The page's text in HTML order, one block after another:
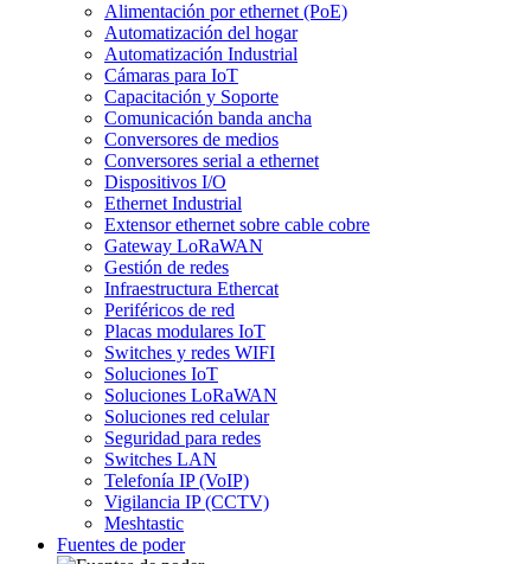
Alimentación por ethernet (PoE)
Automatización del hogar
Automatización Industrial
Cámaras para IoT
Capacitación y Soporte
Comunicación banda ancha
Conversores de medios
Conversores serial a ethernet
Dispositivos I/O
Ethernet Industrial
Extensor ethernet sobre cable cobre
Gateway LoRaWAN
Gestión de redes
Infraestructura Ethercat
Periféricos de red
Placas modulares IoT
Switches y redes WIFI
Soluciones IoT
Soluciones LoRaWAN
Soluciones red celular
Seguridad para redes
Switches LAN
Telefonía IP (VoIP)
Vigilancia IP (CCTV)
Meshtastic
Fuentes de poder